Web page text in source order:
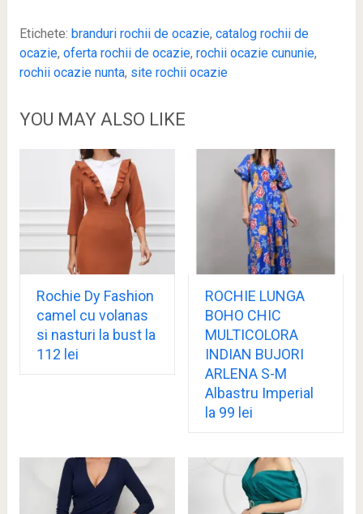
Etichete: branduri rochii de ocazie, catalog rochii de
ocazie, oferta rochii de ocazie, rochii ocazie cununie,
rochii ocazie nunta, site rochii ocazie
YOU MAY ALSO LIKE
Rochie Dy Fashion
camel cu volanas
si nasturi la bust la
112 lei
ROCHIE LUNGA
BOHO CHIC
MULTICOLORA
INDIAN BUJORI
ARLENA S-M
Albastru Imperial
la 99 lei